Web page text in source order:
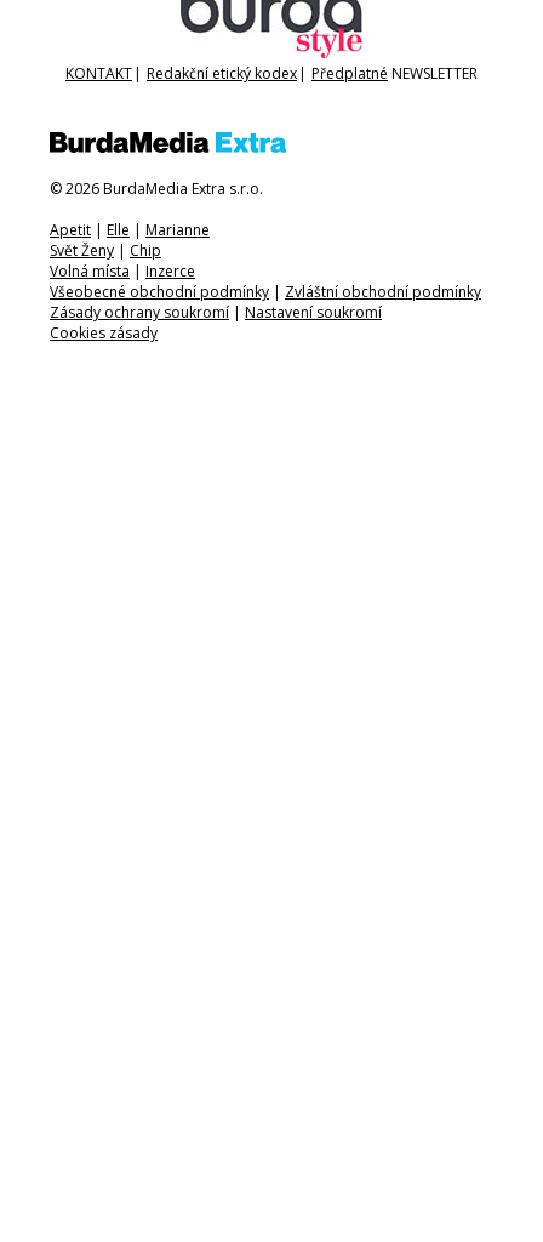
KONTAKT| Redakční etický kodex| Předplatné NEWSLETTER
© 2026 BurdaMedia Extra s.r.o.
Apetit | Elle | Marianne
Svět Ženy | Chip
Volná místa | Inzerce
Všeobecné obchodní podmínky | Zvláštní obchodní podmínky
Zásady ochrany soukromí | Nastavení soukromí
Cookies zásady